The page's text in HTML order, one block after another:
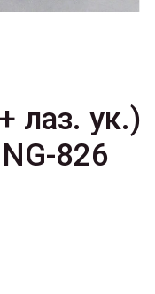
лаз. ук.)
826